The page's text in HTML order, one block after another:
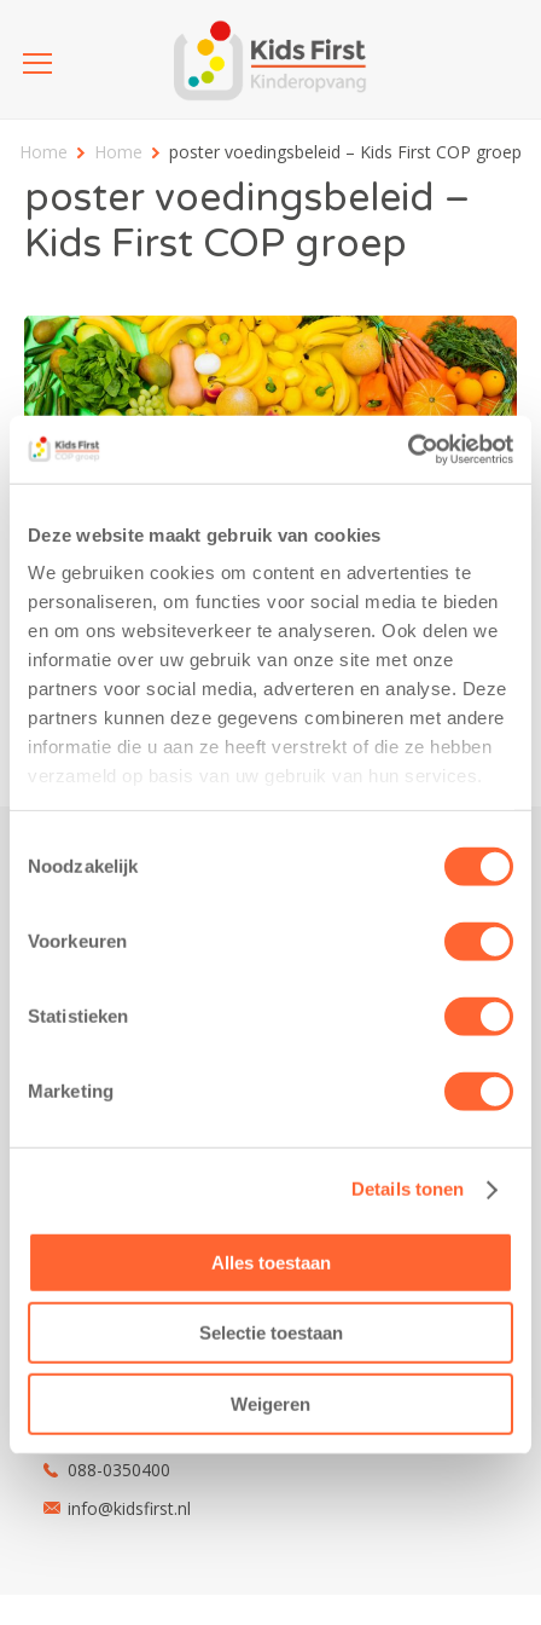
Deze website maakt gebruik van cookies
We gebruiken cookies om content en advertenties te
personaliseren, om functies voor social media te bieden
en om ons websiteverkeer te analyseren. Ook delen we
informatie over uw gebruik van onze site met onze
partners voor social media, adverteren en analyse. Deze
partners kunnen deze gegevens combineren met andere
informatie die u aan ze heeft verstrekt of die ze hebben
verzameld op basis van uw gebruik van hun services.
Noodzakelijk
Voorkeuren
Statistieken
Marketing
Details tonen
Alles toestaan
Selectie toestaan
Weigeren
Home Home poster voedingsbeleid – Kids First COP groep
poster voedingsbeleid –
Kids First COP groep
Praktisch
Opzeggen opvangcontract
Kantoor Groningen
9743 AD Groningen
Kantoor Mijdrecht
Kantoor Assen
9405 BL Assen
088-0350400
info@kidsfirst.nl